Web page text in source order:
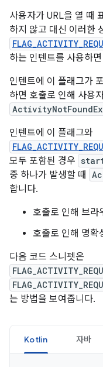
사용자가 URL을 열 때
하지 않고 대신 이러한
하는 인텐트를 사용하
인텐트에 이 플래그가
하면 호출로 인해 사용
인텐트에 이 플래그와
모두 포함된 경우
중 하나가 발생할 때
합니다.
호출로 인해 브라
호출로 인해 명확
다음 코드 스니펫은
는 방법을 보여줍니다.
Kotlin 자바